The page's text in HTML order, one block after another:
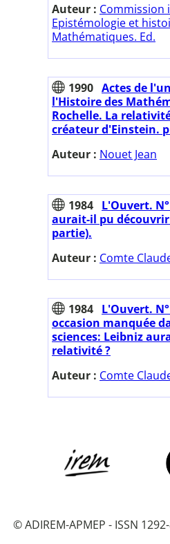
Auteur : Commission
Epistémologie et
Mathématiques. Ed.
1990 Actes de
l'Histoire des
Rochelle. La
créateur d'Einstein.
Auteur : Nouet Jean
1984 L'Ouvert.
aurait-il pu
partie).
Auteur : Comte
1984 L'Ouvert.
occasion manquée
sciences: Leibniz
relativité ?
Auteur : Comte
© ADIREM-APMEP - ISSN